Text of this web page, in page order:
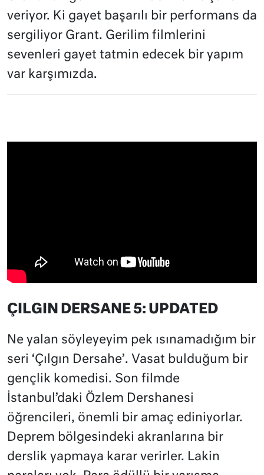
veriyor. Ki gayet başarılı bir performans da
sergiliyor Grant. Gerilim filmlerini
sevenleri gayet tatmin edecek bir yapım
var karşımızda.
ÇILGIN DERSANE 5: UPDATED
Ne yalan söyleyeyim pek ısınamadığım bir
seri ‘Çılgın Dersahe’. Vasat bulduğum bir
gençlik komedisi. Son filmde
İstanbul’daki Özlem Dershanesi
öğrencileri, önemli bir amaç ediniyorlar.
Deprem bölgesindeki akranlarına bir
derslik yapmaya karar verirler. Lakin